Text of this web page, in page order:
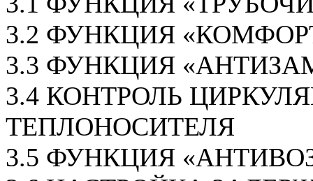
3.2 ФУНКЦИЯ
3.3 ФУНКЦИЯ
3.4 КОНТРОЛЬ
ТЕПЛОНОСИТЕЛЯ
3.5 ФУНКЦИЯ